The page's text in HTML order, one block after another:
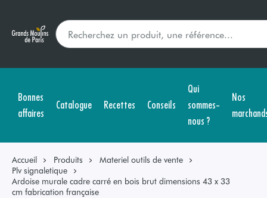
Bonnes
affaires
Catalogue Recettes Conseils
Qui
sommes-
nous ?
Nos
Accueil Produits
Materiel outils de vente
Plv signaletique
Ardoise murale cadre carré en bois brut dimensions 43 x 33
cm fabrication française